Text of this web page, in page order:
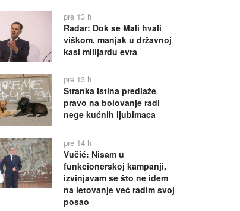
pre 13 h
Radar: Dok se Mali hvali
viškom, manjak u državnoj
kasi milijardu evra
pre 13 h
Stranka Istina predlaže
pravo na bolovanje radi
nege kućnih ljubimaca
pre 14 h
Vučić: Nisam u
funkcionerskoj kampanji,
izvinjavam se što ne idem
na letovanje već radim svoj
posao